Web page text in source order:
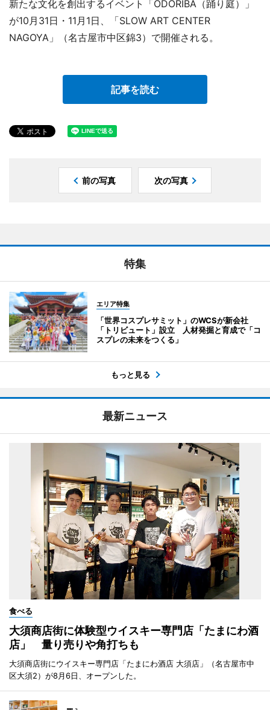
新たな文化を創出するイベント「ODORIBA（踊り庭）」
が10月31日・11月1日、「SLOW ART CENTER
NAGOYA」（名古屋市中区錦3）で開催される。
記事を読む
前の写真 次の写真
特集
エリア特集
「世界コスプレサミット」のWCSが新会社
「トリビュート」設立 人材発掘と育成で「コ
スプレの未来をつくる」
もっと見る
最新ニュース
食べる
大須商店街に体験型ウイスキー専門店「たまにわ酒
店」 量り売りや角打ちも
大須商店街にウイスキー専門店「たまにわ酒店 大須店」（名古屋市中
区大須2）が8月6日、オープンした。